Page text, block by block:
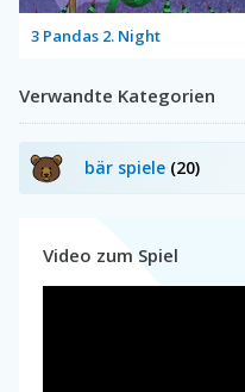
3 Pandas 2. Night
Verwandte Kategorien
bär spiele (20)
Video zum Spiel